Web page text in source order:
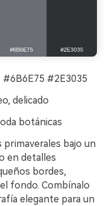
#6B6E75 #2E3035
delicado
botánicas
primaverales bajo un
en detalles
bordes,
fondo. Combínalo
elegante para un